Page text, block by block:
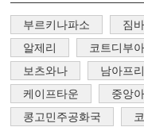
부르키나파소 짐
알제리
코트디부
보츠와나
남아프
케이프타운
중앙
콩고민주공화국